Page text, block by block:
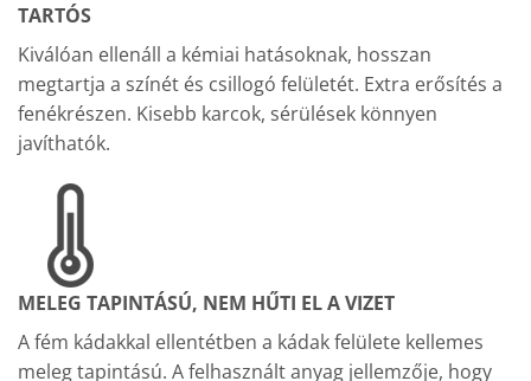
TARTÓS
Kiválóan ellenáll a kémiai hatásoknak, hosszan
megtartja a színét és csillogó felületét. Extra erősítés a
fenékrészen. Kisebb karcok, sérülések könnyen
javíthatók.
MELEG TAPINTÁSÚ, NEM HŰTI EL A VIZET
A fém kádakkal ellentétben a kádak felülete kellemes
meleg tapintású. A felhasznált anyag jellemzője, hogy